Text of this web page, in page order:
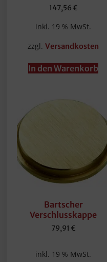
147,56 €
inkl. 19 % MwSt.
zzgl.Versandkosten
In den Warenkorb
Bartscher
Verschlusskappe
79,91 €
inkl. 19 % MwSt.